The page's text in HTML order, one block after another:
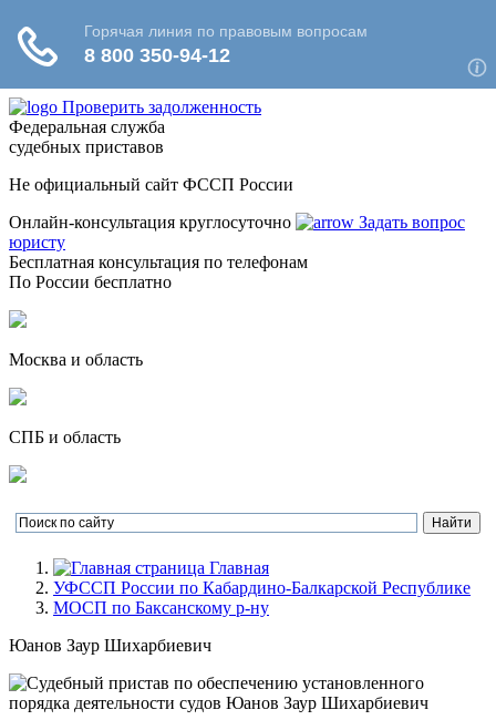
Проверить задолженность
Федеральная служба
судебных приставов
Не официальный сайт ФССП России
Онлайн-консультация круглосуточно
Задать вопрос
юристу
Бесплатная консультация по телефонам
По России бесплатно
Москва и область
СПБ и область
Главная
УФССП России по Кабардино-Балкарской Республике
МОСП по Баксанскому р-ну
Юанов Заур Шихарбиевич